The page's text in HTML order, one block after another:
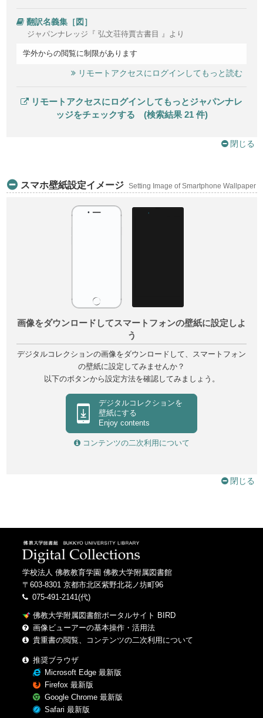
翻訳名義集［図］
ジャパンナレッジ『 弘文荘待賈古書目 』より
学外からの閲覧に制限があります
リモートアクセスにログインしてもっと読む
リモートアクセスにログインしてもっとジャパンナレ
ッジをチェックする (検索結果 21 件)
閉じる
スマホ壁紙設定イメージ Setting Image of Smartphone Wallpaper
画像をダウンロードしてスマートフォンの壁紙に設定しよ
う
デジタルコレクションの画像をダウンロードして、スマートフォン
の壁紙に設定してみませんか？
以下のボタンから設定方法を確認してみましょう。
デジタルコレクションを
壁紙にする
Enjoy contents
コンテンツの二次利用について
閉じる
学校法人 佛教教育学園 佛教大学附属図書館
〒603-8301 京都市北区紫野北花ノ坊町96
075-491-2141(代)
佛教大学附属図書館ポータルサイト BIRD
画像ビューアーの基本操作・活用法
貴重書の閲覧、コンテンツの二次利用について
推奨ブラウザ
Microsoft Edge 最新版
Firefox 最新版
Google Chrome 最新版
Safari 最新版